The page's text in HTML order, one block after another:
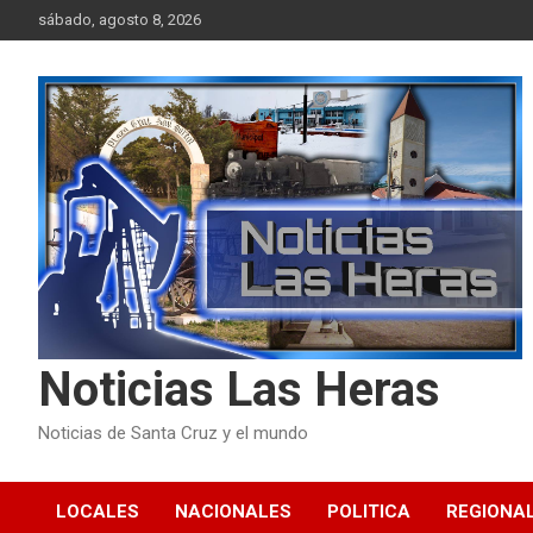
to
sábado, agosto 8, 2026
Noticias Las Heras
Noticias de Santa Cruz y el mundo
LOCALES NACIONALES POLITICA